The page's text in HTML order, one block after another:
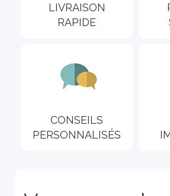
LIVRAISON
RAPIDE
CONSEILS
PERSONNALISÉS